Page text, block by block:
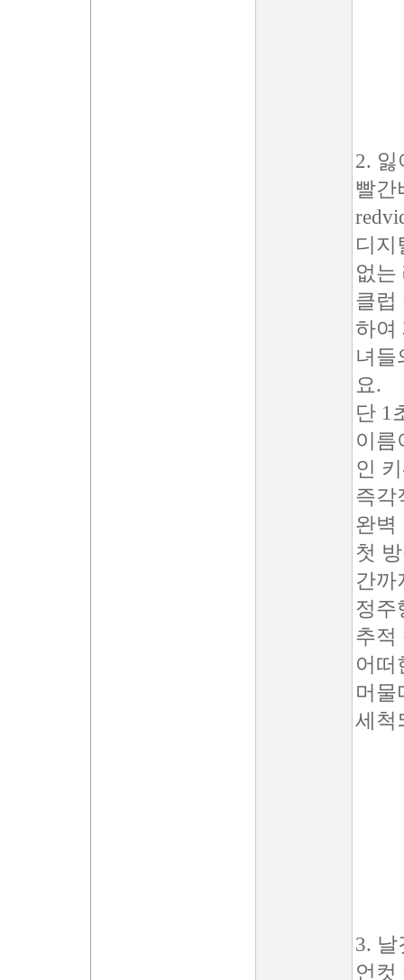
2.
빨간
디지
없는
클럽
하여
녀들
요.
단 1
이름
인
즉각
완벽
첫
간까
정주
추적
어떠
머물
세척
3.
언컷